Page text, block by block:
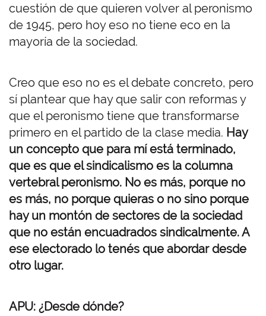
cuestión de que quieren volver al peronismo
de 1945, pero hoy eso no tiene eco en la
mayoría de la sociedad.
Creo que eso no es el debate concreto, pero
sí plantear que hay que salir con reformas y
que el peronismo tiene que transformarse
primero en el partido de la clase media. Hay
un concepto que para mí está terminado,
que es que el sindicalismo es la columna
vertebral peronismo. No es más, porque no
es más, no porque quieras o no sino porque
hay un montón de sectores de la sociedad
que no están encuadrados sindicalmente. A
ese electorado lo tenés que abordar desde
otro lugar.
APU: ¿Desde dónde?